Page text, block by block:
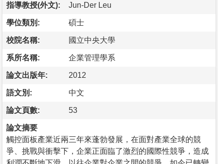
指導教授(外文): Jun-Der Leu
學位類別: 碩士
校院名稱: 國立中央大學
系所名稱: 企業管理學系
論文出版年: 2012
語文別: 中文
論文頁數: 53
論文摘要
觸控面板產業近兩三年來蓬勃發展，在面對產業全球的競
爭、挑戰與衝擊下，企業正面臨了激烈的國際性競爭，造成